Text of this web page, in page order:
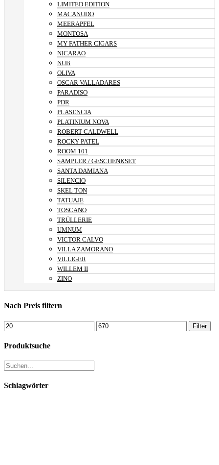
LIMITED EDITION
MACANUDO
MEERAPFEL
MONTOSA
MY FATHER CIGARS
NICARAO
NUB
OLIVA
OSCAR VALLADARES
PARADISO
PDR
PLASENCIA
PLATINIUM NOVA
ROBERT CALDWELL
ROCKY PATEL
ROOM 101
SAMPLER / GESCHENKSET
SANTA DAMIANA
SILENCIO
SKEL TON
TATUAJE
TOSCANO
TRÜLLERIE
UMNUM
VICTOR CALVO
VILLA ZAMORANO
VILLIGER
WILLEM II
ZINO
Nach Preis filtern
Min.
Preis
Max.
Preis
Filter
Produktsuche
Schlagwörter